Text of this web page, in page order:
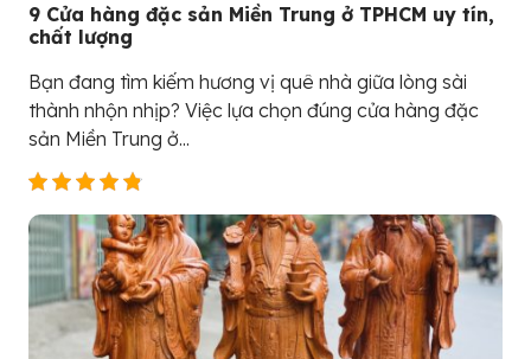
9 Cửa hàng đặc sản Miền Trung ở TPHCM uy tín,
chất lượng
Bạn đang tìm kiếm hương vị quê nhà giữa lòng sài
thành nhộn nhịp? Việc lựa chọn đúng cửa hàng đặc
sản Miền Trung ở...